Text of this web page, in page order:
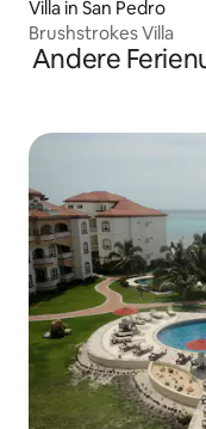
Villa in San Pedro
Brushstrokes Villa
Andere